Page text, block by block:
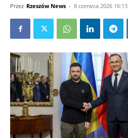
Przez Rzeszów News - 8 czerwca 2026 16:13